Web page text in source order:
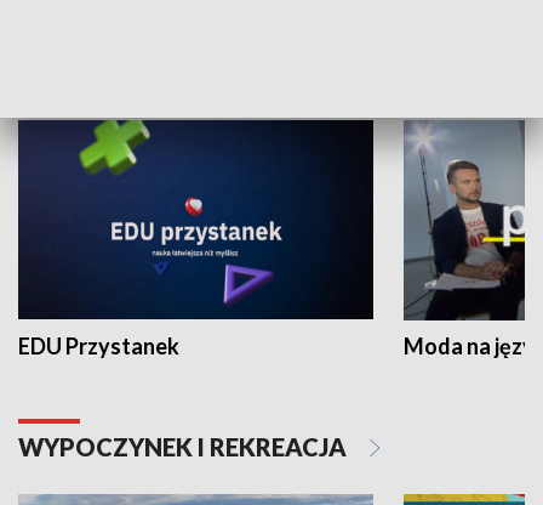
EDU Przystanek Moda na
WYPOCZYNEK I REKREACJA